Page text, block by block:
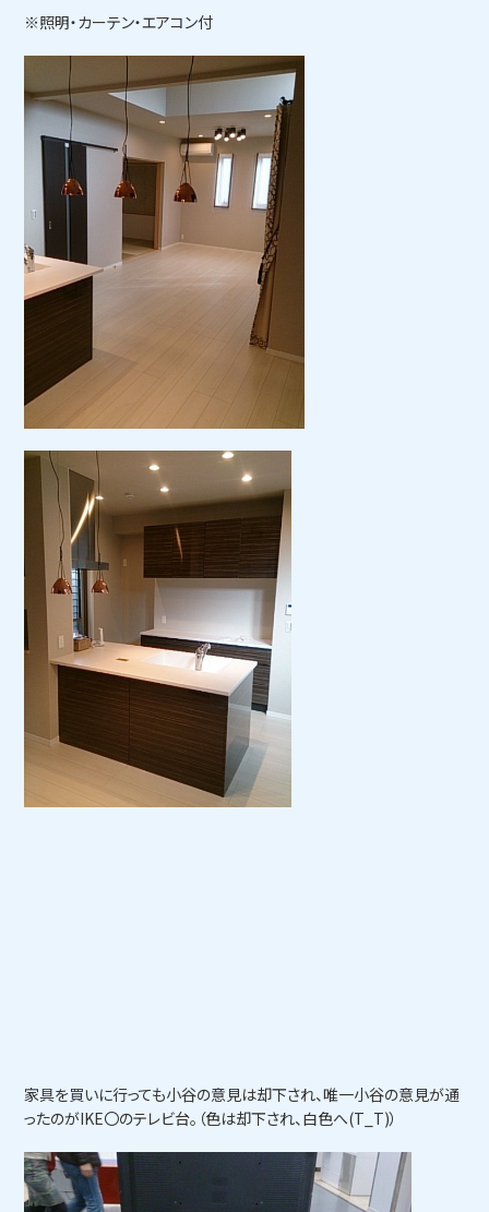
※照明・カーテン・エアコン付
家具を買いに行っても小谷の意見は却下され、唯一小谷の意見が通
ったのがIKE〇のテレビ台。（色は却下され、白色へ(T_T)）